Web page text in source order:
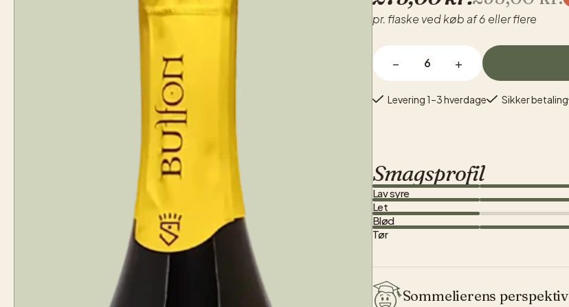
pr. flaske ved køb af 6 eller flere
− +
Levering 1–3 hverdage Sikker betaling
Smagsprofil
Lav syre
Let
Blød
Tør
Sommelierens perspektiv